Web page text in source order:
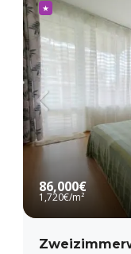
★
86,000€
1,720€/m²